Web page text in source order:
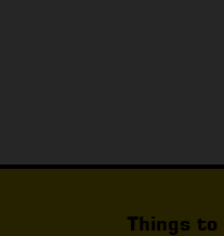
Things to